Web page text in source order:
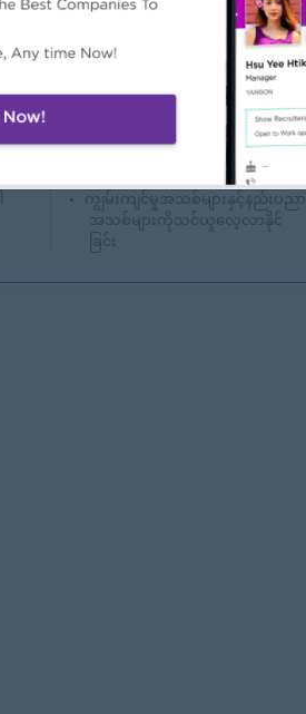
အခွင့်အလမ်းများ
ရာထူးတိုးမြှင့်ရန်အခွင့်အလမ်းများ
သင်တန်းများတက်ရောက်နိုင်ခွင့်
ကျွမ်းကျင်မှုအသစ်များနှင့်နည်းပညာ
အသစ်များကိုသင်ယူလေ့လာနိုင်
ခြင်း